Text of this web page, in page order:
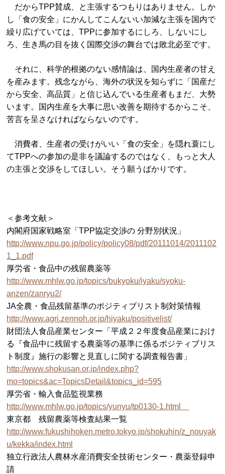
だからTPP賛成、と主張するつもりはありません。しか
し「食の安全」にかんしてこんないい加減な主張を国内で
繰り広げていては、TPPに参加するにしろ、しないにし
ろ、生き馬の目を抜く国際交渉の舞台では敗北必至です。
それに、科学的根拠のない感情論は、国内生産者の甘え
を産みます。残念ながら、海外の状況を知らずに「国産だ
から安全、高品質」と信じ込んでいる生産者もまだ、大勢
います。国内生産を大事に思い改善を期待するからこそ、
苦言を呈さなければならないのです。
消費者、生産者の受けがいい「食の安全」を隠れ蓑にし
てTPPへの参加の是非を議論するのではなく、もっと大人
の主張と交渉をしてほしい。そう願うばかりです。
＜参考文献＞
内閣府国家戦略室「TPP協定交渉の 分野別状況」
http://www.npu.go.jp/policy/policy08/pdf/20111014/2011102
1_1.pdf
厚労省・食品中の残留農薬等
http://www.mhlw.go.jp/topics/bukyoku/iyaku/syoku-
anzen/zanryu2/
JA全農・食品残留基準のポジティブリスト制対策情報
http://www.agri.zennoh.or.jp/hiyaku/positivelist/
財団法人食品産業センター「平成２２年度食品産業におけ
る『食品中に残留する農薬等の基準に係るポジティブリス
ト制度』施行の影響と見直しに関する調査報告書」
http://www.shokusan.or.jp/index.php?
mo=topics&ac=TopicsDetail&topics_id=595
厚労省・輸入食品監視業務
http://www.mhlw.go.jp/topics/yunyu/tp0130-1.html
東京都 残留農薬等検査結果一覧
http://www.fukushihoken.metro.tokyo.jp/shokuhin/z_nouyak
u/kekka/index.html
独立行政法人農林水産消費安全技術センター・農薬登録申
請